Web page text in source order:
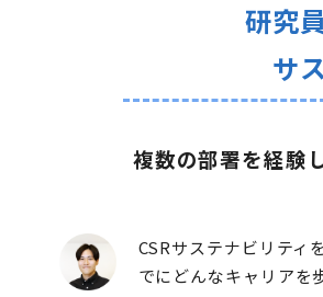
研究
サ
複数の部署を経験
CSRサステナビリティ
でにどんなキャリアを